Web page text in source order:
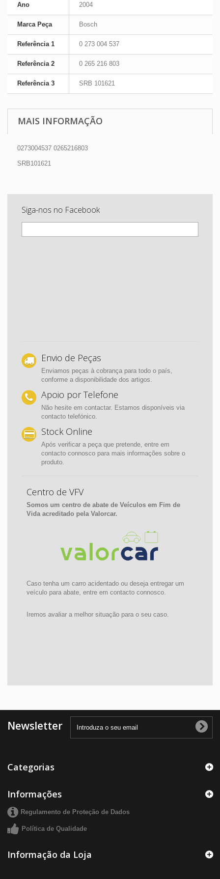
Ano 2004
Marca Peça Bosch
Referência 1 0 273 004 537
Referência 2 0 265 216 803
Referência 3 SRB 101621
MAIS INFORMAÇÃO
0273004537 0265216803
SRB101621
Siga-nos no Facebook
Envio de Peças
Enviamos peças à cobrança para todo o país,
conforme a disponibilidade dos artigos.
Apoio por Telefone
Não hesite em contactar. Estamos disponíveis via
contacto telefónico.
Stock Online
Após verificar a peça que pretende, entre em
contacto connosco para mais informações sobre o
produto.
Centro de VFV
Somos um centro de abate de Veículos em Fim de
Vida acreditado pela Valorcar.
Caso tenha um carro acidentado ou deseja entregar um
veículo para abate, entre em contacto connosco.
Iremos avaliar a melhor situação para o seu caso.
Newsletter
Categorias
Informações
Regulamento de Proteção de Dados
Política de Qualidade
Informação da Loja